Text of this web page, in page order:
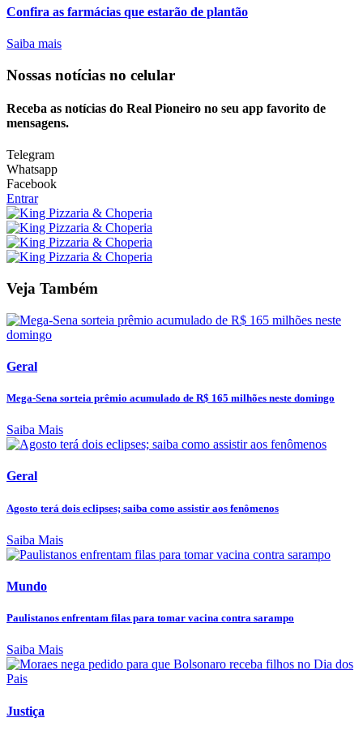
Confira as farmácias que estarão de plantão
Saiba mais
Nossas notícias no celular
Receba as notícias do Real Pioneiro no seu app favorito de
mensagens.
Telegram
Whatsapp
Facebook
Entrar
Veja Também
Geral
Mega-Sena sorteia prêmio acumulado de R$ 165 milhões neste domingo
Saiba Mais
Geral
Agosto terá dois eclipses; saiba como assistir aos fenômenos
Saiba Mais
Mundo
Paulistanos enfrentam filas para tomar vacina contra sarampo
Saiba Mais
Justiça